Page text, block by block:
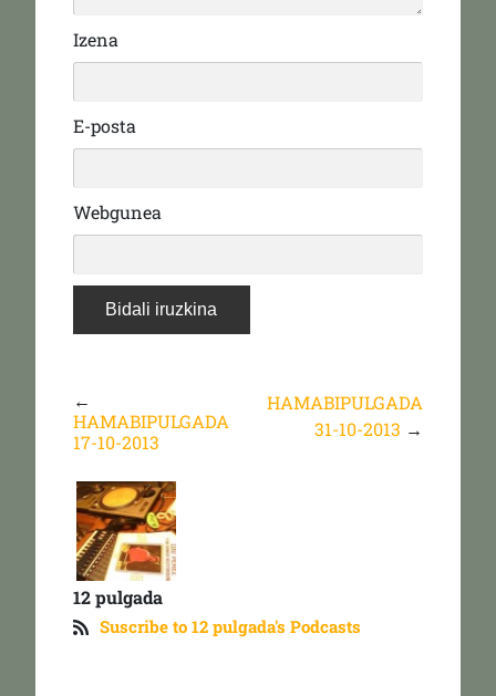
Izena
E-posta
Webgunea
←
HAMABIPULGADA
17-10-2013
HAMABIPULGADA
31-10-2013 →
12 pulgada
Suscribe to 12 pulgada's Podcasts